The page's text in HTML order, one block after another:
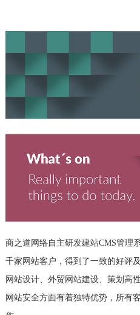
商之道网络自主研发建站CMS管理
千家网站客户，得到了一致的好评
网站设计、外贸网站建设、策划高
网站安全方面有着独特优势，所有